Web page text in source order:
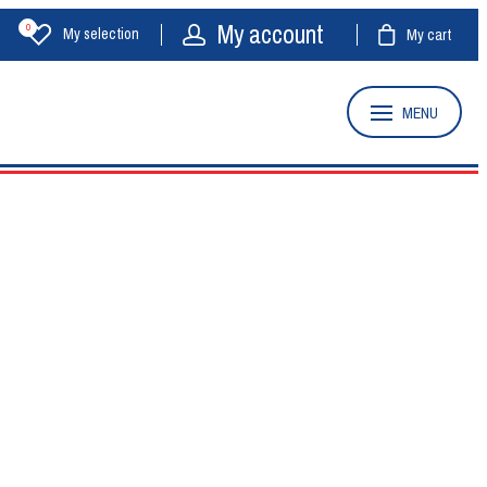
My selection
0 My account My cart
MENU